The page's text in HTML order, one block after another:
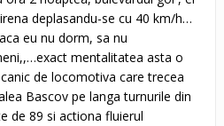
deplasandu-se cu 40 km/h…
eu nu dorm, sa nu
mentalitatea asta o
de locomotiva care trecea
Bascov pe langa turnurile din
de 89 si actiona fluierul